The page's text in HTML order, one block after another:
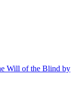
Will of the Blind by